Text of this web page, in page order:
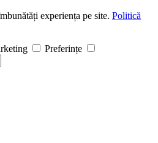
experiența pe site. Politică
Preferințe